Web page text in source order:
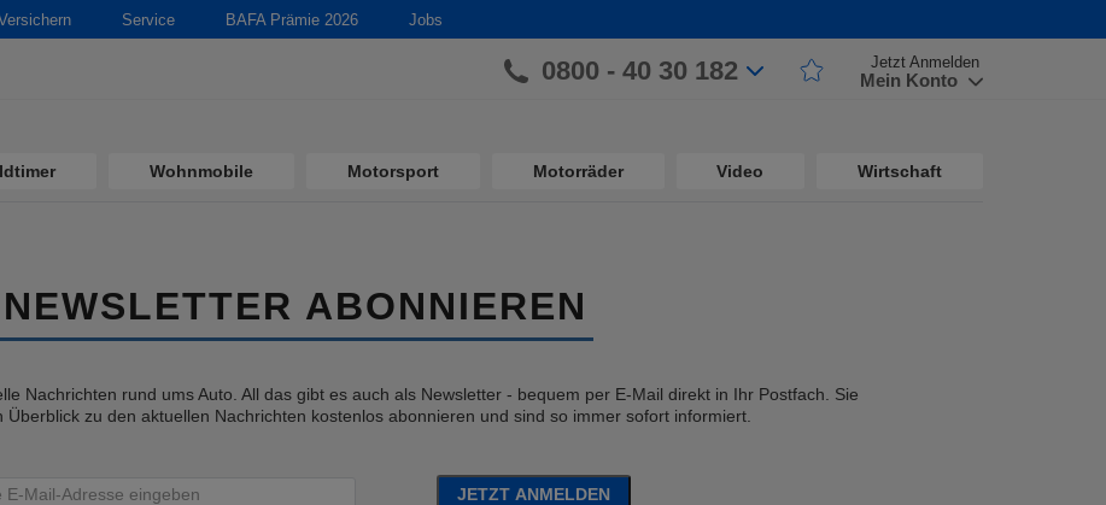
Service BAFA Prämie 2026 Jobs
0800 - 40 30 182 Jetzt Anmelden
Mein Konto
Wohnmobile Motorsport Motorräder Video Wirtschaft
NEWSLETTER ABONNIEREN
Nachrichten rund ums Auto. All das gibt es auch als Newsletter - bequem per E-Mail direkt in Ihr Postfach. Sie
Überblick zu den aktuellen Nachrichten kostenlos abonnieren und sind so immer sofort informiert.
JETZT ANMELDEN